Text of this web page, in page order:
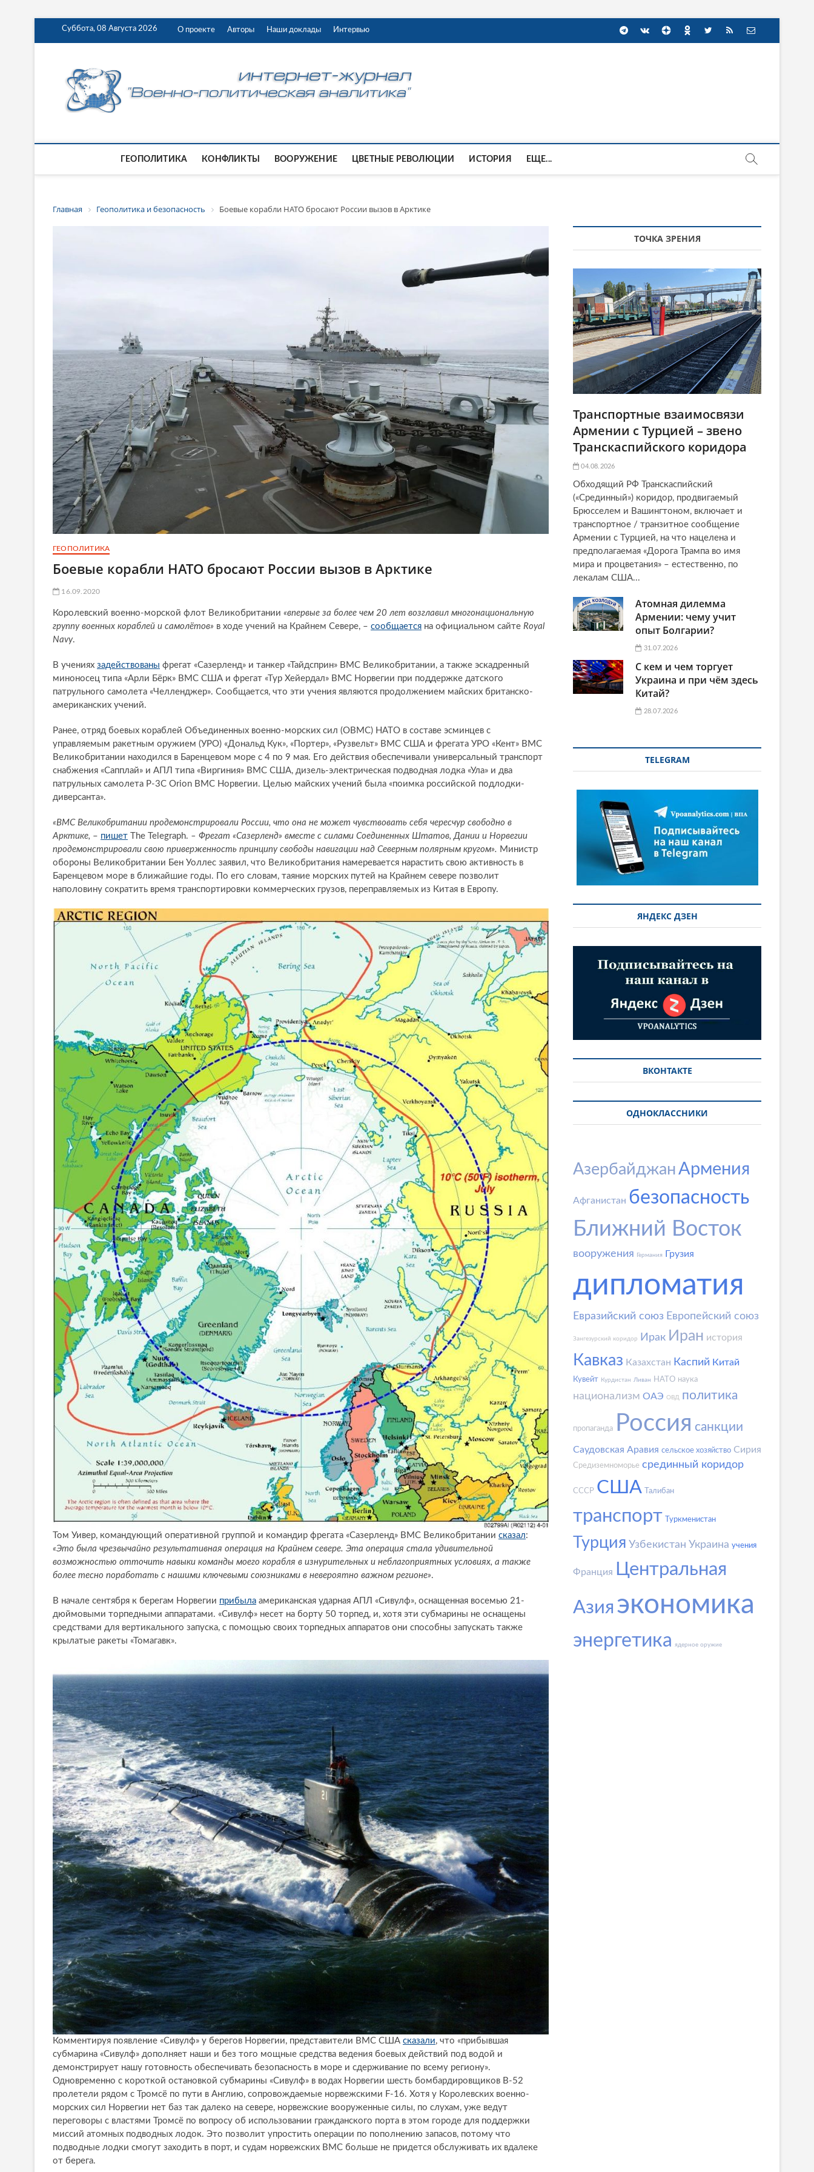
Суббота, 08 Августа 2026 О проекте Авторы Наши доклады Интервью
ГЕОПОЛИТИКА КОНФЛИКТЫ ВООРУЖЕНИЕ ЦВЕТНЫЕ РЕВОЛЮЦИИ ИСТОРИЯ ЕЩЕ...
Главная Геополитика и безопасность Боевые корабли НАТО бросают России вызов в Арктике
ГЕОПОЛИТИКА
Боевые корабли НАТО бросают России вызов в Арктике
16.09.2020
Королевский военно-морской флот Великобритании «впервые за более чем 20 лет возглавил многонациональную
группу военных кораблей и самолётов» в ходе учений на Крайнем Севере, – сообщается на официальном сайте Royal
Navy.
В учениях задействованы фрегат «Сазерленд» и танкер «Тайдсприн» ВМС Великобритании, а также эскадренный
миноносец типа «Арли Бёрк» ВМС США и фрегат «Тур Хейердал» ВМС Норвегии при поддержке датского
патрульного самолета «Челленджер». Сообщается, что эти учения являются продолжением майских британско-
американских учений.
Ранее, отряд боевых кораблей Объединенных военно-морских сил (ОВМС) НАТО в составе эсминцев с
управляемым ракетным оружием (УРО) «Дональд Кук», «Портер», «Рузвельт» ВМС США и фрегата УРО «Кент» ВМС
Великобритании находился в Баренцевом море с 4 по 9 мая. Его действия обеспечивали универсальный транспорт
снабжения «Сапплай» и АПЛ типа «Виргиния» ВМС США, дизель-электрическая подводная лодка «Ула» и два
патрульных самолета Р-3С Orion ВМС Норвегии. Целью майских учений была «поимка российской подлодки-
диверсанта».
«ВМС Великобритании продемонстрировали России, что она не может чувствовать себя чересчур свободно в
Арктике, – пишет The Telegraph. – Фрегат «Сазерленд» вместе с силами Соединенных Штатов, Дании и Норвегии
продемонстрировали свою приверженность принципу свободы навигации над Северным полярным кругом». Министр
обороны Великобритании Бен Уоллес заявил, что Великобритания намеревается нарастить свою активность в
Баренцевом море в ближайшие годы. По его словам, таяние морских путей на Крайнем севере позволит
наполовину сократить время транспортировки коммерческих грузов, переправляемых из Китая в Европу.
Том Уивер, командующий оперативной группой и командир фрегата «Сазерленд» ВМС Великобритании сказал:
«Это была чрезвычайно результативная операция на Крайнем севере. Эта операция стала удивительной
возможностью отточить навыки команды моего корабля в изнурительных и неблагоприятных условиях, а также
более тесно поработать с нашими ключевыми союзниками в невероятно важном регионе».
В начале сентября к берегам Норвегии прибыла американская ударная АПЛ «Сивулф», оснащенная восемью 21-
дюймовыми торпедными аппаратами. «Сивулф» несет на борту 50 торпед, и, хотя эти субмарины не оснащены
средствами для вертикального запуска, с помощью своих торпедных аппаратов они способны запускать также
крылатые ракеты «Томагавк».
Комментируя появление «Сивулф» у берегов Норвегии, представители ВМС США сказали, что «прибывшая
субмарина «Сивулф» дополняет наши и без того мощные средства ведения боевых действий под водой и
демонстрирует нашу готовность обеспечивать безопасность в море и сдерживание по всему региону».
Одновременно с короткой остановкой субмарины «Сивулф» в водах Норвегии шесть бомбардировщиков B-52
пролетели рядом с Тромсё по пути в Англию, сопровождаемые норвежскими F-16. Хотя у Королевских военно-
морских сил Норвегии нет баз так далеко на севере, норвежские вооруженные силы, по слухам, уже ведут
переговоры с властями Тромсё по вопросу об использовании гражданского порта в этом городе для поддержки
миссий атомных подводных лодок. Это позволит упростить операции по пополнению запасов, потому что
подводные лодки смогут заходить в порт, и судам норвежских ВМС больше не придется обслуживать их вдалеке
от берега.
ТОЧКА ЗРЕНИЯ
Транспортные взаимосвязи
Армении с Турцией – звено
Транскаспийского коридора
04.08.2026
Обходящий РФ Транскаспийский
(«Срединный») коридор, продвигаемый
Брюсселем и Вашингтоном, включает и
транспортное / транзитное сообщение
Армении с Турцией, на что нацелена и
предполагаемая «Дорога Трампа во имя
мира и процветания» – естественно, по
лекалам США...
Атомная дилемма
Армении: чему учит
опыт Болгарии?
31.07.2026
С кем и чем торгует
Украина и при чём здесь
Китай?
28.07.2026
TELEGRAM
ЯНДЕКС ДЗЕН
ВКОНТАКТЕ
ОДНОКЛАССНИКИ
АзербайджанАрмения
Афганистан безопасность
Ближний Восток
вооружения Германия Грузия
дипломатия
Евразийский союз Европейский союз
Зангезурский коридор Ирак Иран история
Кавказ Казахстан Каспий Китай
Кувейт Курдистан Ливан НАТО наука
национализм ОАЭ ОВД политика
пропаганда Россия санкции
Саудовская Аравия сельское хозяйство Сирия
Средиземноморье срединный коридор
СССР США Талибан
транспорт Туркменистан
Турция Узбекистан Украина учения
Франция Центральная
Азия экономика
энергетика ядерное оружие